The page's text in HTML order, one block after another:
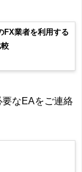
FX業者を利用する
較
要なEAをご連絡